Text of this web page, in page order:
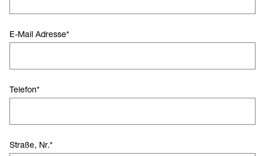
E-Mail Adresse*
Telefon*
Straße, Nr.*